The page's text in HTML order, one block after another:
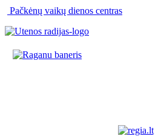
Pačkėnų vaikų dienos centras